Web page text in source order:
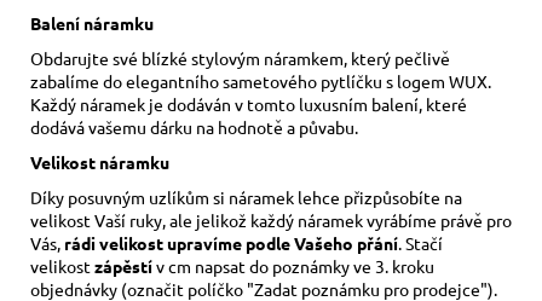
Balení náramku
Obdarujte své blízké stylovým náramkem, který pečlivě
zabalíme do elegantního sametového pytlíčku s logem WUX.
Každý náramek je dodáván v tomto luxusním balení, které
dodává vašemu dárku na hodnotě a půvabu.
Velikost náramku
Díky posuvným uzlíkům si náramek lehce přizpůsobíte na
velikost Vaší ruky, ale jelikož každý náramek vyrábíme právě pro
Vás, rádi velikost upravíme podle Vašeho přání . Stačí
velikostzápěstív cm napsat do poznámky ve 3. kroku
objednávky (označit políčko "Zadat poznámku pro prodejce").